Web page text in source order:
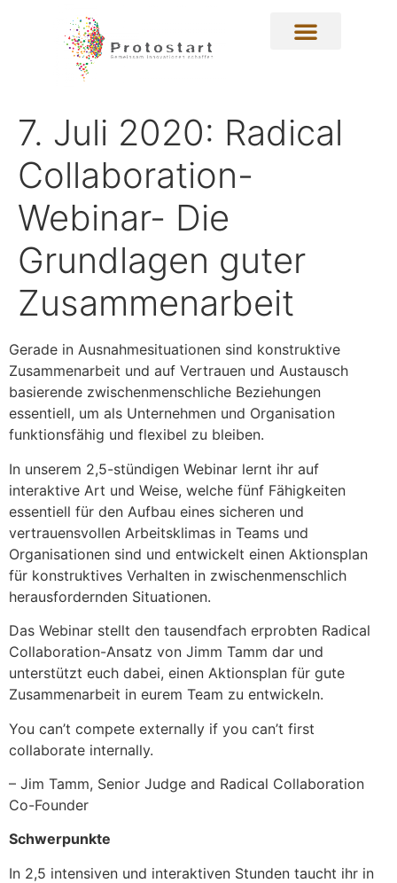
7. Juli 2020: Radical
Collaboration-
Webinar- Die
Grundlagen guter
Zusammenarbeit
Gerade in Ausnahmesituationen sind konstruktive
Zusammenarbeit und auf Vertrauen und Austausch
basierende zwischenmenschliche Beziehungen
essentiell, um als Unternehmen und Organisation
funktionsfähig und flexibel zu bleiben.
In unserem 2,5-stündigen Webinar lernt ihr auf
interaktive Art und Weise, welche fünf Fähigkeiten
essentiell für den Aufbau eines sicheren und
vertrauensvollen Arbeitsklimas in Teams und
Organisationen sind und entwickelt einen Aktionsplan
für konstruktives Verhalten in zwischenmenschlich
herausfordernden Situationen.
Das Webinar stellt den tausendfach erprobten Radical
Collaboration-Ansatz von Jimm Tamm dar und
unterstützt euch dabei, einen Aktionsplan für gute
Zusammenarbeit in eurem Team zu entwickeln.
You can’t compete externally if you can’t first
collaborate internally.
– Jim Tamm, Senior Judge and Radical Collaboration
Co-Founder
Schwerpunkte
In 2,5 intensiven und interaktiven Stunden taucht ihr in